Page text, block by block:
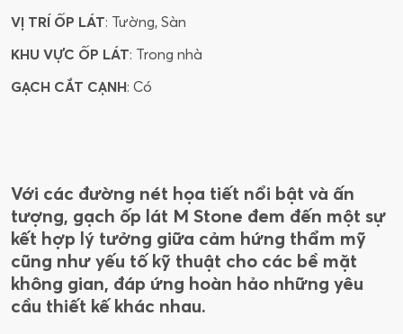
VỊ TRÍ ỐP LÁT: Tường, Sàn
KHU VỰC ỐP LÁT: Trong nhà
GẠCH CẮT CẠNH: Có
Với các đường nét họa tiết nổi bật và ấn
tượng, gạch ốp lát M Stone đem đến một sự
kết hợp lý tưởng giữa cảm hứng thẩm mỹ
cũng như yếu tố kỹ thuật cho các bề mặt
không gian, đáp ứng hoàn hảo những yêu
cầu thiết kế khác nhau.